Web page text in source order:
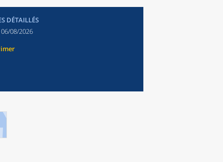
DÉTAILLÉS
06/08/2026